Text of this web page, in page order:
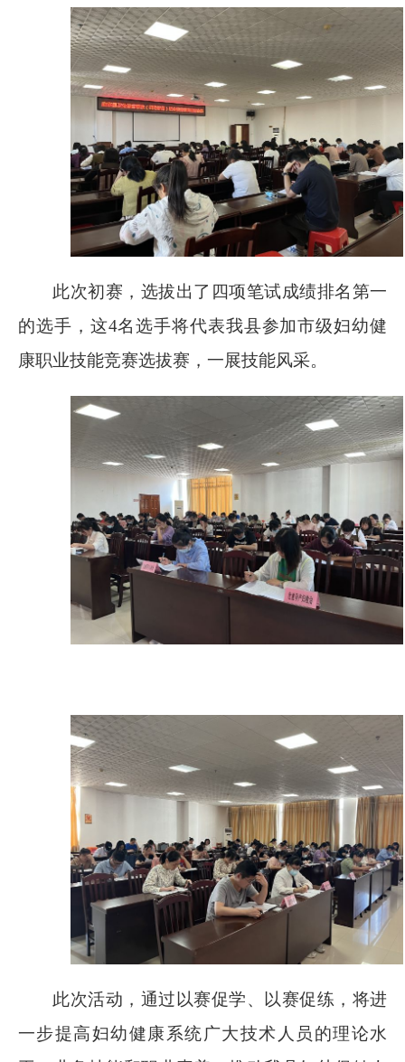
此次初赛，选拔出了四项笔试成绩排名第一
的选手，这4名选手将代表我县参加市级妇幼健
康职业技能竞赛选拔赛，一展技能风采。
此次活动，通过以赛促学、以赛促练，将进
一步提高妇幼健康系统广大技术人员的理论水